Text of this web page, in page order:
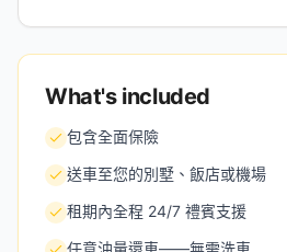
What's included
包含全面保險
送車至您的別墅、飯店或機場
租期內全程 24/7 禮賓支援
任意油量還車——無需洗車